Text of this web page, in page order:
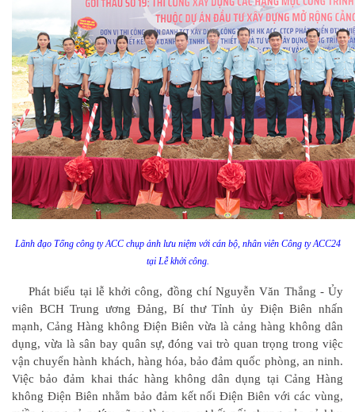
Lãnh đạo Tổng công ty ACC chụp ảnh lưu niệm với cán bộ, nhân viên Công ty ACC24
tại Lễ khởi công.
Phát biểu tại lễ khởi công, đồng chí Nguyễn Văn Thắng - Ủy
viên BCH Trung ương Đảng, Bí thư Tỉnh ủy Điện Biên nhấn
mạnh, Cảng Hàng không Điện Biên vừa là cảng hàng không dân
dụng, vừa là sân bay quân sự, đóng vai trò quan trọng trong việc
vận chuyển hành khách, hàng hóa, bảo đảm quốc phòng, an ninh.
Việc bảo đảm khai thác hàng không dân dụng tại Cảng Hàng
không Điện Biên nhằm bảo đảm kết nối Điện Biên với các vùng,